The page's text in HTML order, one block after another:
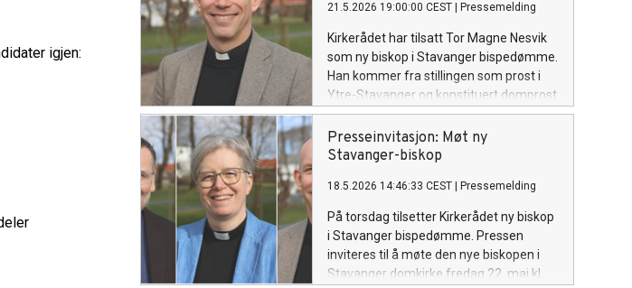
igjen:
21.5.2026 19:00:00 CEST Pressemelding
Kirkerådet har tilsatt Tor Magne Nesvik
som ny biskop i Stavanger bispedømme.
Han kommer fra stillingen som prost i
Ytre-Stavanger og konstituert domprost
i Stavanger. Den nye biskopen
presenteres i Stavanger domkirke i
morgen, 22. mai kl. 11.00.
Presseinvitasjon: Møt ny
Stavanger-biskop
18.5.2026 14:46:33 CEST Pressemelding
På torsdag tilsetter Kirkerådet ny biskop
i Stavanger bispedømme. Pressen
inviteres til å møte den nye biskopen i
Stavanger domkirke fredag 22. mai kl.